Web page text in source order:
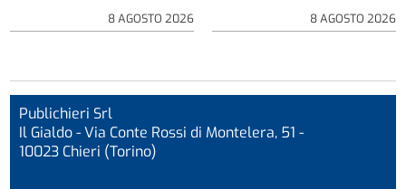
8 AGOSTO 2026 8 AGOSTO 2026
Publichieri Srl
Il Gialdo - Via Conte Rossi di Montelera, 51 -
10023 Chieri (Torino)